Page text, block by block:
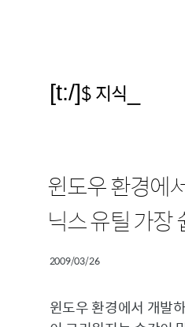
[t:/]$ 지식
윈도우 환경에
닉스 유틸 가장
2009/03/26
윈도우 환경에서 개발